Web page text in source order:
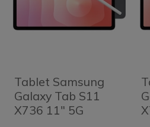
Tablet Samsung
Galaxy Tab S11
X736 11" 5G